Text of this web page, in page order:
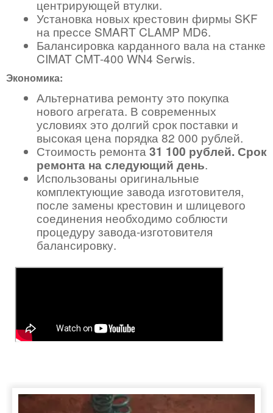
центрирующей втулки.
Установка новых крестовин фирмы SKF
на прессе SMART CLAMP MD6.
Балансировка карданного вала на станке
CIMAT CMT-400 WN4 Serwis.
Экономика:
Альтернатива ремонту это покупка
нового агрегата. В современных
условиях это долгий срок поставки и
высокая цена порядка 82 000 рублей.
Стоимость ремонта 31 100 рублей. Срок
ремонта на следующий день.
Использованы оригинальные
комплектующие завода изготовителя,
после замены крестовин и шлицевого
соединения необходимо соблюсти
процедуру завода-изготовителя
балансировку.